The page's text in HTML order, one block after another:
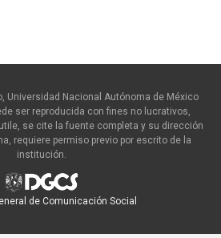
Universidad Nacional Autónoma de México
ser reproducida con fines no lucrativos,
se cite la fuente completa y su dirección
requiere permiso previo por escrito de la
institución.
de Comunicación Social